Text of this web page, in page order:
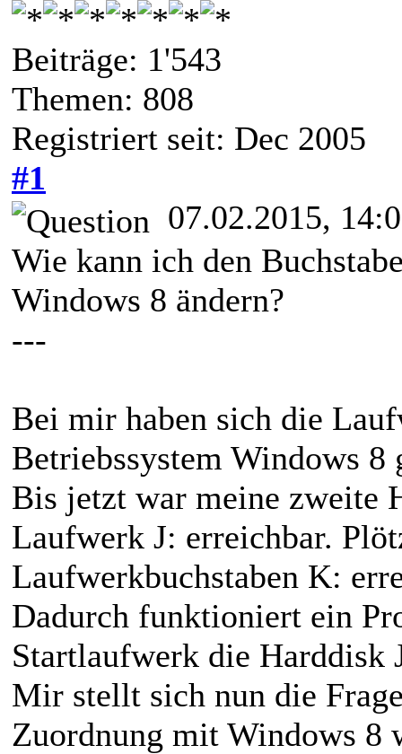
Beiträge: 1'543
Themen: 808
Registriert seit: Dec 2005
#1
07.02.2015,
Wie kann ich den
Windows 8 ändern?
---
Bei mir haben sich die
Betriebssystem Windows 8
Bis jetzt war meine zweite
Laufwerk J: erreichbar.
Laufwerkbuchstaben K:
Dadurch funktioniert ein
Startlaufwerk die Harddisk
Mir stellt sich nun die
Zuordnung mit Windows 8